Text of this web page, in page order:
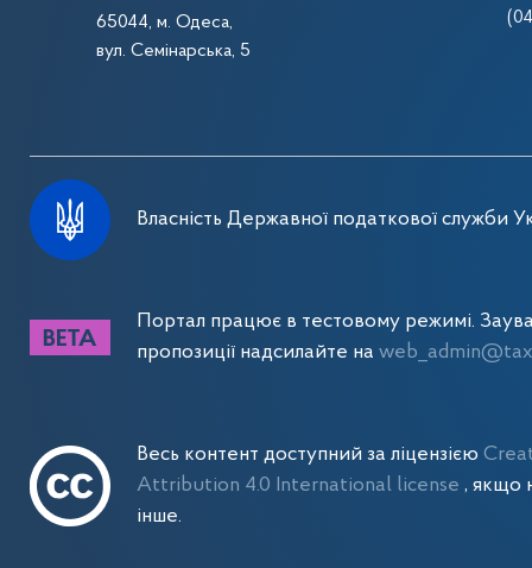
65044, м. Одеса,
вул. Семінарська, 5
Власність Державної податкової служби
Портал працює в тестовому режимі.
пропозиції надсилайте на
Весь контент доступний за ліцензією
Attribution 4.0 International license , якщо
інше.